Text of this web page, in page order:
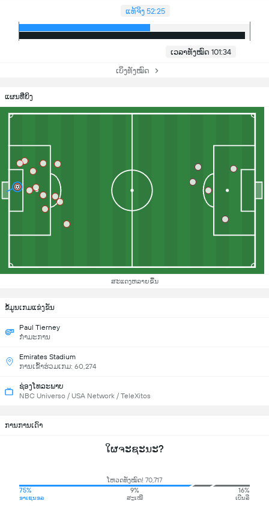
ແທ້ຈິງ 52:25
ເວລາທັງໝົດ 101:34
ເບິ່ງທັງໝົດ
ແຜນທີ່ຍິງ
ສະແດງຫລາຍຂື້ນ
ຂ້ໍມູນເກມແຂ່ງຂັນ
Paul Tierney
ກຳມະການ
Emirates Stadium
ການເຂົ້າຮ່ວມເກມ: 60,274
ຊ່ອງໂທລະພາບ
NBC Universo / USA Network / TeleXitos
ການການເດົາ
ໃຜຈະຊະນະ?
ໂຫວດທັງໝົດ! 70,717
75%
ອາເຊນອລ
9%
ສະເໝີ
16%
ເບີນລີ